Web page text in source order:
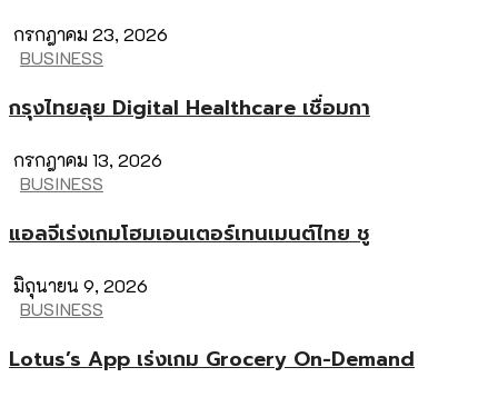
กรกฎาคม 23, 2026
BUSINESS
กรุงไทยลุย Digital Healthcare เชื่อมกา
กรกฎาคม 13, 2026
BUSINESS
แอลจีเร่งเกมโฮมเอนเตอร์เทนเมนต์ไทย ชู
มิถุนายน 9, 2026
BUSINESS
Lotus’s App เร่งเกม Grocery On-Demand